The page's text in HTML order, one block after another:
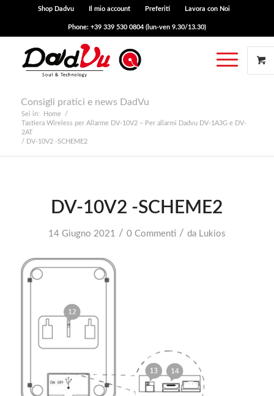
Shop Dadvu Il mio account Preferiti Lavora con Noi
Phone: +39 339 530 0804 (lun-ven 9.30/13.30)
Consigli pratici e news DadVu
Sei in: Home
/
Tastiera Wireless per Allarme DV-10V2 – Per allarmi Dadvu DV-1A3G e DV-
2AT
/ DV-10V2 -SCHEME2
DV-10V2 -SCHEME2
14 Giugno 2021 / 0 Commenti / da Lukios